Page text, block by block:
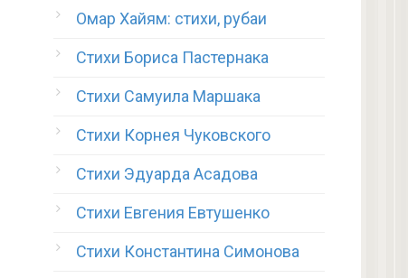
Омар Хайям: стихи, рубаи
Стихи Бориса Пастернака
Стихи Самуила Маршака
Стихи Корнея Чуковского
Стихи Эдуарда Асадова
Стихи Евгения Евтушенко
Стихи Константина Симонова